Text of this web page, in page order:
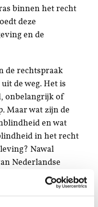
binnen het recht
deze
en de
de rechtspraak
de weg. Het is
onbelangrijk of
Maar wat zijn de
en wat
in het recht
Nawal
Nederlandse
en de
in het recht